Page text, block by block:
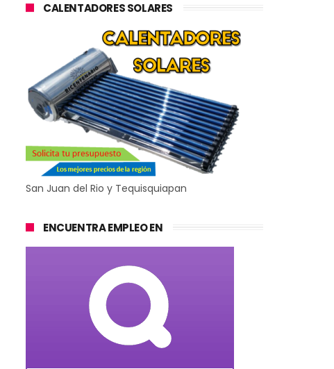
CALENTADORES SOLARES
San Juan del Rio y Tequisquiapan
ENCUENTRA EMPLEO EN